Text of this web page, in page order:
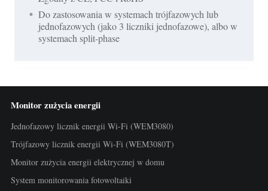
Do zastosowania w systemach trójfazowych lub
jednofazowych (jako 3 liczniki jednofazowe), albo w
systemach split-phase
Monitor zużycia energii
Jednofazowy licznik energii Wi-Fi (WEM3080)
Trójfazowy licznik energii Wi-Fi (WEM3080T)
Monitor zużycia energii elektrycznej w domu
System monitorowania fotowoltaiki